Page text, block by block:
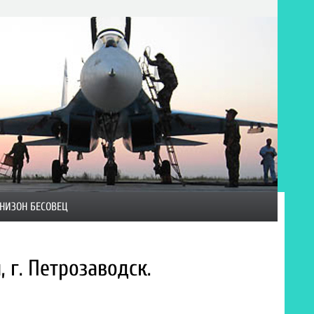
БЕСОВЕЦ
Петрозаводск.